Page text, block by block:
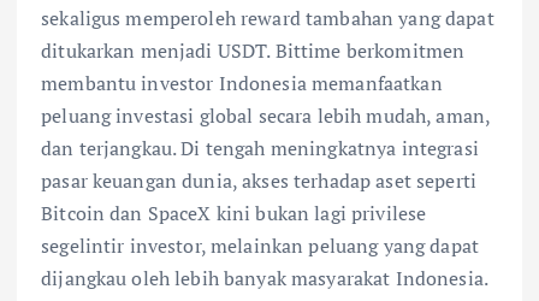
sekaligus memperoleh reward tambahan yang dapat
ditukarkan menjadi USDT. Bittime berkomitmen
membantu investor Indonesia memanfaatkan
peluang investasi global secara lebih mudah, aman,
dan terjangkau. Di tengah meningkatnya integrasi
pasar keuangan dunia, akses terhadap aset seperti
Bitcoin dan SpaceX kini bukan lagi privilese
segelintir investor, melainkan peluang yang dapat
dijangkau oleh lebih banyak masyarakat Indonesia.